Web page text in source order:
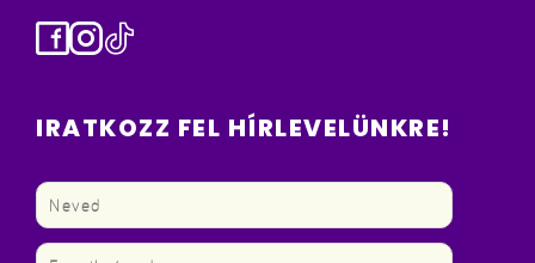
Facebook
Instagram
TikTok
IRATKOZZ FEL HÍRLEVELÜNKRE!